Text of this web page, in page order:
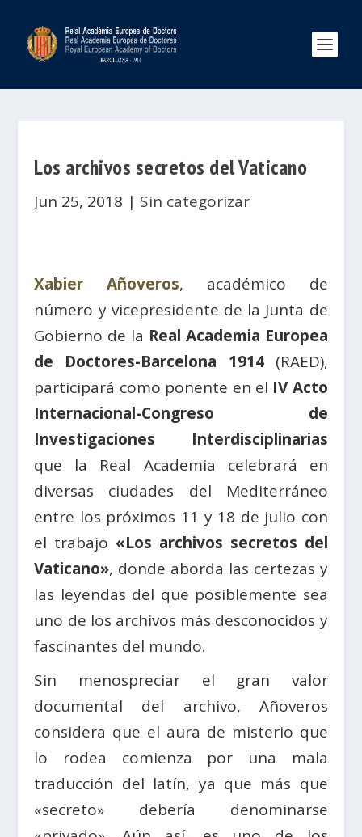
Los archivos secretos del Vaticano
Jun 25, 2018 | Sin categorizar
Xabier Añoveros, académico de
número y vicepresidente de la Junta de
Gobierno de la Real Academia Europea
de Doctores-Barcelona 1914(RAED),
participará como ponente en el IV Acto
Internacional-Congreso de
Investigaciones Interdisciplinarias
que la Real Academia celebrará en
diversas ciudades del Mediterráneo
entre los próximos 11 y 18 de julio con
el trabajo «Los archivos secretos del
Vaticano», donde aborda las certezas y
las leyendas del que posiblemente sea
uno de los archivos más desconocidos y
fascinantes del mundo.
Sin menospreciar el gran valor
documental del archivo, Añoveros
considera que el aura de misterio que
lo rodea comienza por una mala
traducción del latín, ya que más que
«secreto» debería denominarse